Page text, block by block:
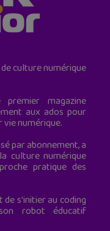
culture numérique
magazine
aux ados pour
numérique.
par abonnement, a
culture numérique
pratique des
s'initier au coding
robot éducatif